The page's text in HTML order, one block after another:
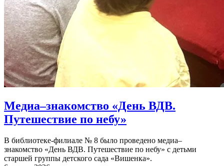
Медиа–знакомство «День ВДВ.
Путешествие по небу»
В библиотеке-филиале № 8 было проведено медиа–
знакомство «День ВДВ. Путешествие по небу» с детьми
старшей группы детского сада «Вишенка».